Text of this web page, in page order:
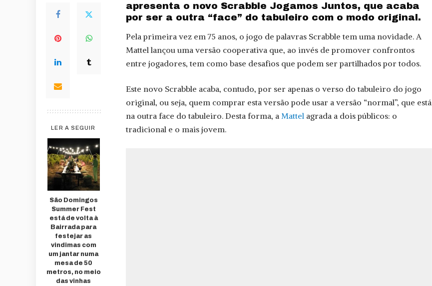
LER A SEGUIR
São Domingos
Summer Fest
está de volta à
Bairrada para
festejar as
vindimas com
um jantar numa
mesa de 50
metros, no meio
das vinhas
apresenta o novo Scrabble Jogamos Juntos, que acaba
por ser a outra “face” do tabuleiro com o modo original.
Pela primeira vez em 75 anos, o jogo de palavras Scrabble tem uma novidade. A
Mattel lançou uma versão cooperativa que, ao invés de promover confrontos
entre jogadores, tem como base desafios que podem ser partilhados por todos.
Este novo Scrabble acaba, contudo, por ser apenas o verso do tabuleiro do jogo
original, ou seja, quem comprar esta versão pode usar a versão “normal”, que está
na outra face do tabuleiro. Desta forma, a Mattel agrada a dois públicos: o
tradicional e o mais jovem.